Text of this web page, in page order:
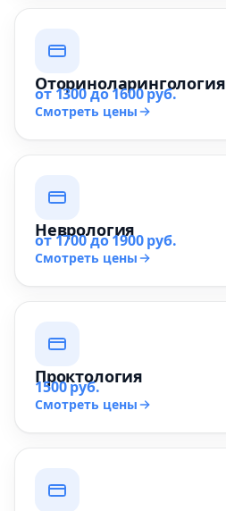
Оториноларингология
от 1300 до 1600 руб.
Смотреть цены
Неврология
от 1700 до 1900 руб.
Смотреть цены
Проктология
1500 руб.
Смотреть цены